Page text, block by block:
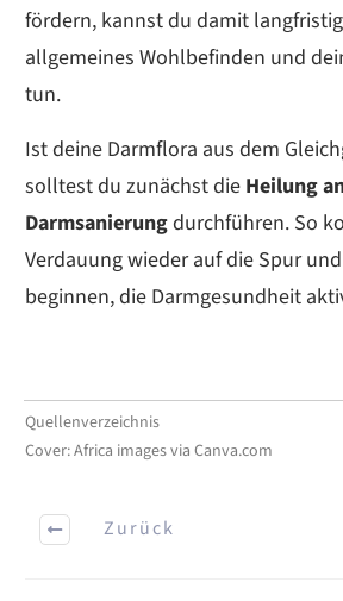
fördern, kannst du damit
allgemeines Wohlbefinden und
tun.
Ist deine Darmflora aus dem
solltest du zunächst die Heilung
Darmsanierungdurchführen. So
Verdauung wieder auf die Spur
beginnen, die Darmgesundheit
Quellenverzeichnis
Cover: Africa images via Canva.com
Zurück